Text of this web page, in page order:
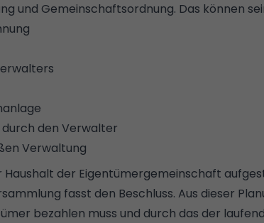
und Gemeinschaftsordnung. Das können
den Verwalter
Verwaltung
der Eigentümergemeinschaft
fasst den Beschluss. Aus dieser
bezahlen muss und durch das der